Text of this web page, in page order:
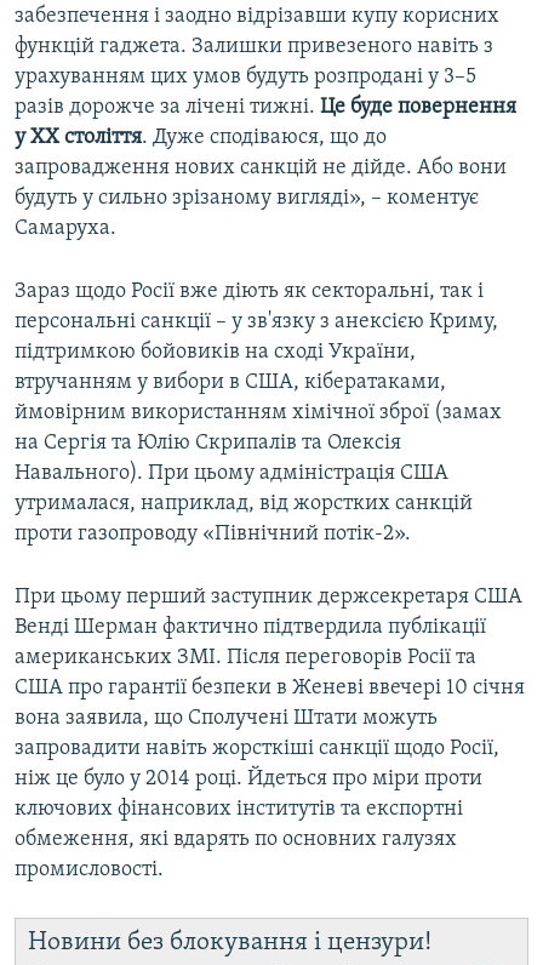
забезпечення і заодно відрізавши купу корисних
функцій гаджета. Залишки привезеного навіть з
урахуванням цих умов будуть розпродані у 3–5
разів дорожче за лічені тижні. Це буде повернення
у ХХ століття. Дуже сподіваюся, що до
запровадження нових санкцій не дійде. Або вони
будуть у сильно зрізаному вигляді», – коментує
Самаруха.
Зараз щодо Росії вже діють як секторальні, так і
персональні санкції – у зв'язку з анексією Криму,
підтримкою бойовиків на сході України,
втручанням у вибори в США, кібератаками,
ймовірним використанням хімічної зброї (замах
на Сергія та Юлію Скрипалів та Олексія
Навального). При цьому адміністрація США
утрималася, наприклад, від жорстких санкцій
проти газопроводу «Північний потік-2».
При цьому перший заступник держсекретаря США
Венді Шерман фактично підтвердила публікації
американських ЗМІ. Після переговорів Росії та
США про гарантії безпеки в Женеві ввечері 10 січня
вона заявила, що Сполучені Штати можуть
запровадити навіть жорсткіші санкції щодо Росії,
ніж це було у 2014 році. Йдеться про міри проти
ключових фінансових інститутів та експортні
обмеження, які вдарять по основних галузях
промисловості.
Новини без блокування і цензури!